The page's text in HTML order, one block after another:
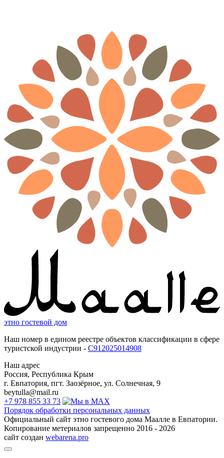
этно гостевой дом
Наш номер в едином реестре объектов классификации в сфере
туристской индустрии - С912025014908
Наш адрес
Россия, Республика Крым
г. Евпатория, пгт. Заозёрное, ул. Солнечная, 9
beytulla@mail.ru
+7 978 855 33 73
Порядок обработки персональных данных
Официальный сайт этно гостевого дома Маалле в Евпатории.
Копирование метериалов запрещенно 2016 - 2026
сайт создан webarena.pro